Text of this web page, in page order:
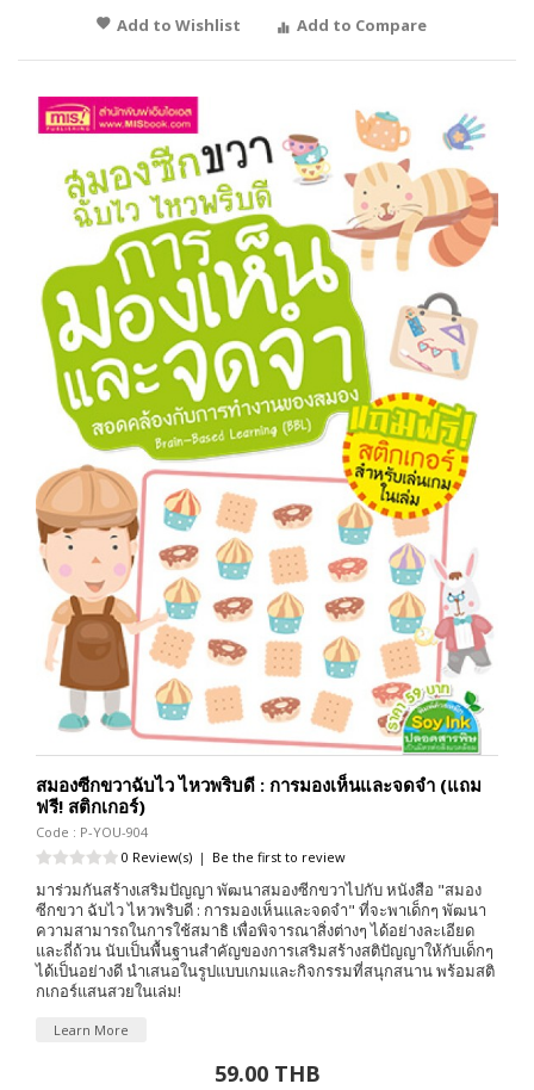
Add to Wishlist
Add to Compare
สมองซีกขวาฉับไว ไหวพริบดี : การมองเห็นและจดจำ (แถม
ฟรี! สติกเกอร์)
Code : P-YOU-904
0 Review(s) | Be the first to review
มาร่วมกันสร้างเสริมปัญญา พัฒนาสมองซีกขวาไปกับ หนังสือ "สมอง
ซีกขวา ฉับไว ไหวพริบดี : การมองเห็นและจดจำ" ที่จะพาเด็กๆ พัฒนา
ความสามารถในการใช้สมาธิ เพื่อพิจารณาสิ่งต่างๆ ได้อย่างละเอียด
และถี่ถ้วน นับเป็นพื้นฐานสำคัญของการเสริมสร้างสติปัญญาให้กับเด็กๆ
ได้เป็นอย่างดี นำเสนอในรูปแบบเกมและกิจกรรมที่สนุกสนาน พร้อมสติ
กเกอร์แสนสวยในเล่ม!
Learn More
59.00 THB